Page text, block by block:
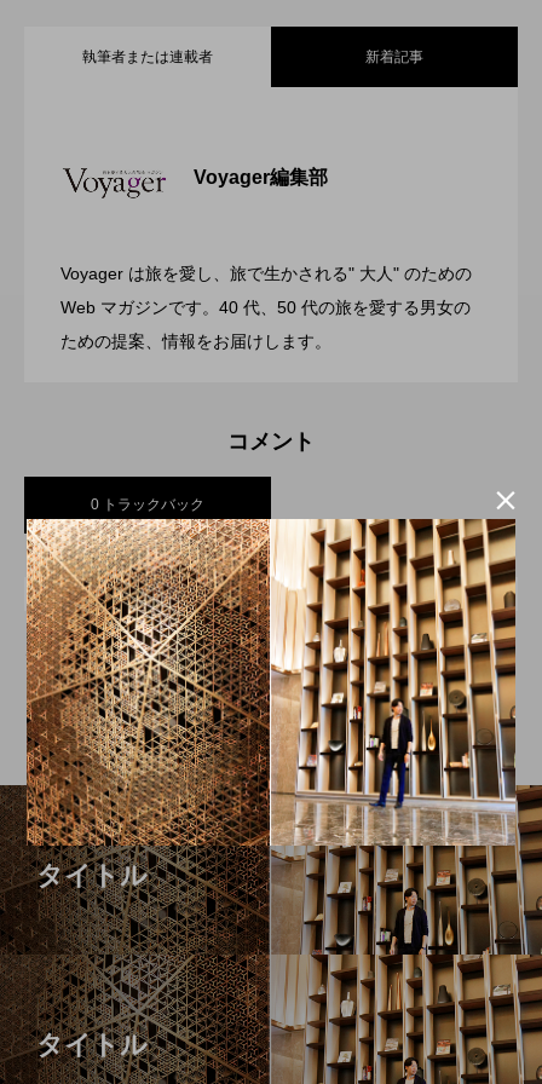
執筆者または連載者 新着記事
Voyager編集部
Voyager は旅を愛し、旅で生かされる" 大人" のための
Web マガジンです。40 代、50 代の旅を愛する男女の
ための提案、情報をお届けします。
Resort 東京ベイ舞浜
今年の夏はラグジュアリーなBBQ体験
2026.07.26 渋谷の真ん中に誕生！築50年のヴィンテ
ンバージョンが際立つSHIFT HOTEL
SHIBUYA JINNAN
コメント
0 トラックバック
トラックバックURL
この記事へのトラックバックはありません。
タイトル
タイトル
